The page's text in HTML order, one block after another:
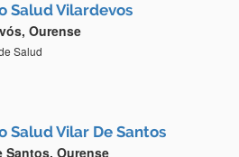
Salud Vilardevos
Ourense
Salud
Salud Vilar De Santos
Santos, Ourense